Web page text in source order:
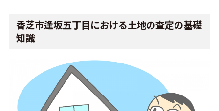
香芝市逢坂五丁目における土地の査定の基礎
知識